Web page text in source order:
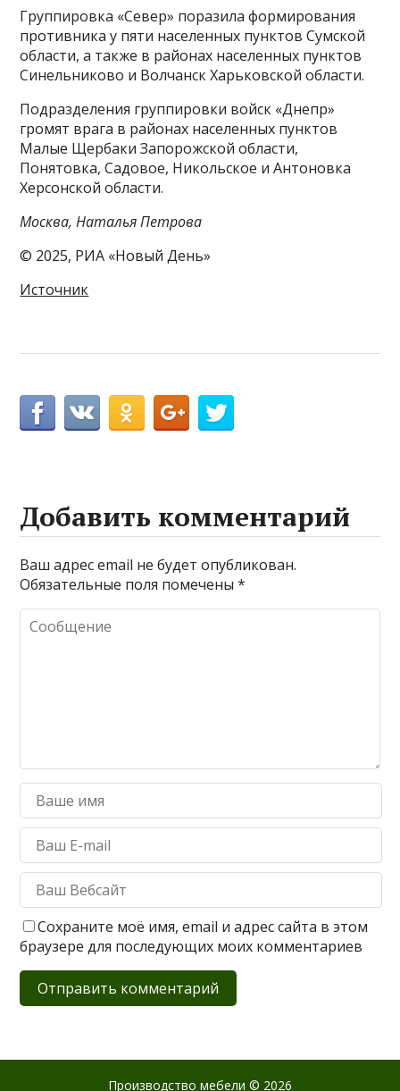
Группировка «Север» поразила формирования
противника у пяти населенных пунктов Сумской
области, а также в районах населенных пунктов
Синельниково и Волчанск Харьковской области.
Подразделения группировки войск «Днепр»
громят врага в районах населенных пунктов
Малые Щербаки Запорожской области,
Понятовка, Садовое, Никольское и Антоновка
Херсонской области.
Москва, Наталья Петрова
© 2025, РИА «Новый День»
Источник
Добавить комментарий
Ваш адрес email не будет опубликован.
Обязательные поля помечены*
Сохраните моё имя, email и адрес сайта в этом
браузере для последующих моих комментариев
Производство мебели © 2026